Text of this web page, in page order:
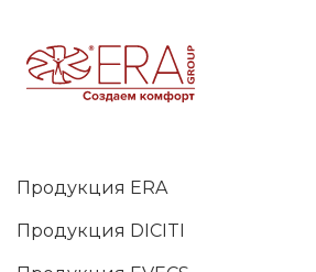
Продукция ERA
Продукция DICITI